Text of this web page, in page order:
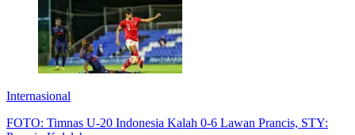
Internasional
FOTO: Timnas U-20 Indonesia Kalah 0-6 Lawan Prancis, STY: